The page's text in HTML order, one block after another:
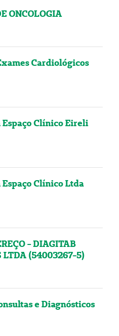
ONCOLOGIA
Cardiológicos
Clínico Eireli
Clínico Ltda
- DIAGITAB
LTDA (54003267-5)
e Diagnósticos